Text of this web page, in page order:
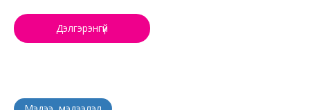
Дэлгэрэнгүй